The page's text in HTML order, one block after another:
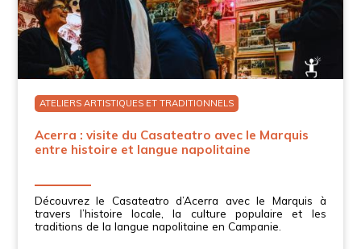
ATELIERS ARTISTIQUES ET TRADITIONNELS
Acerra : visite du Casateatro avec le Marquis
entre histoire et langue napolitaine
Découvrez le Casateatro d’Acerra avec le Marquis à
travers l’histoire locale, la culture populaire et les
traditions de la langue napolitaine en Campanie.